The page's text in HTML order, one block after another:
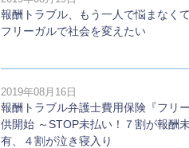
報酬トラブル、もう一人で悩まなくて
フリーガルで社会を変えたい
2019年08月16日
報酬トラブル弁護士費用保険『フリ
供開始 ～STOP未払い！７割が報酬
有、４割が泣き寝入り